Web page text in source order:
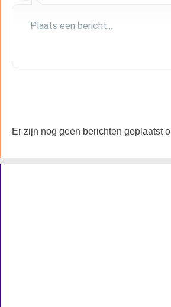
Er zijn nog geen berichten geplaatst